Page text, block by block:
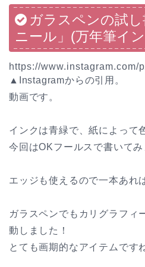
ガラスペンの試
ニール」(万年筆イ
https://www.instagram.com/
▲Instagramからの引用。
動画です。
インクは青緑で、紙によって
今回はOKフールスで書いてみ
エッジも使えるので一本あれ
ガラスペンでもカリグラフィ
動しました！
とても画期的なアイテムです